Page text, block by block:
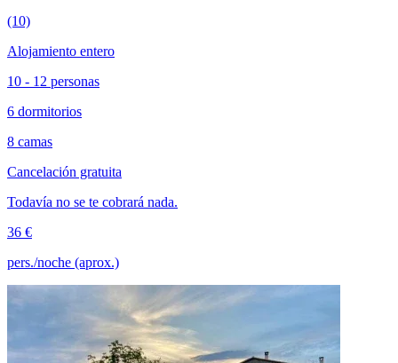
(10)
Alojamiento entero
10 - 12 personas
6 dormitorios
8 camas
Cancelación gratuita
Todavía no se te cobrará nada.
36 €
pers./noche (aprox.)